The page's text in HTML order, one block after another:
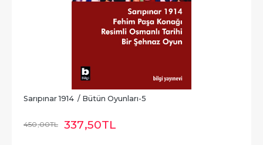
Sarıpınar 1914  / Bütün Oyunları-5
450,00TL 337,50TL